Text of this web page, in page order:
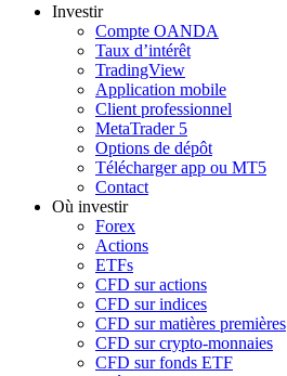
Investir
Compte OANDA
Taux d’intérêt
TradingView
Application mobile
Client professionnel
MetaTrader 5
Options de dépôt
Télécharger app ou MT5
Contact
Où investir
Forex
Actions
ETFs
CFD sur actions
CFD sur indices
CFD sur matières premières
CFD sur crypto-monnaies
CFD sur fonds ETF